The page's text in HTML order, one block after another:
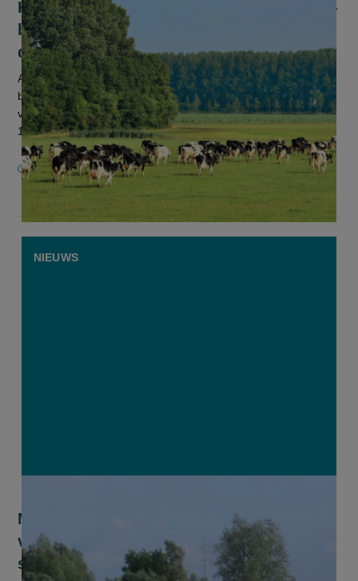
KU Leuven: “Hoogwaardige boerenland-
biodiversiteit herstel je enkel met
drastische maatregelen”
Als Vlaanderen naar een niveau van hoogwaardige
biodiversiteit in het landbouwlandschap wil evolueren, zal het
verder moeten gaan dan de huidige maatregelen. Dat stellen
11 onderzoekers van...
20 MAART 2026
Minister Brouns werkt aan oplossing
voor botsende methaan- en
stikstofregels in melkveehouderij
NIEUWS